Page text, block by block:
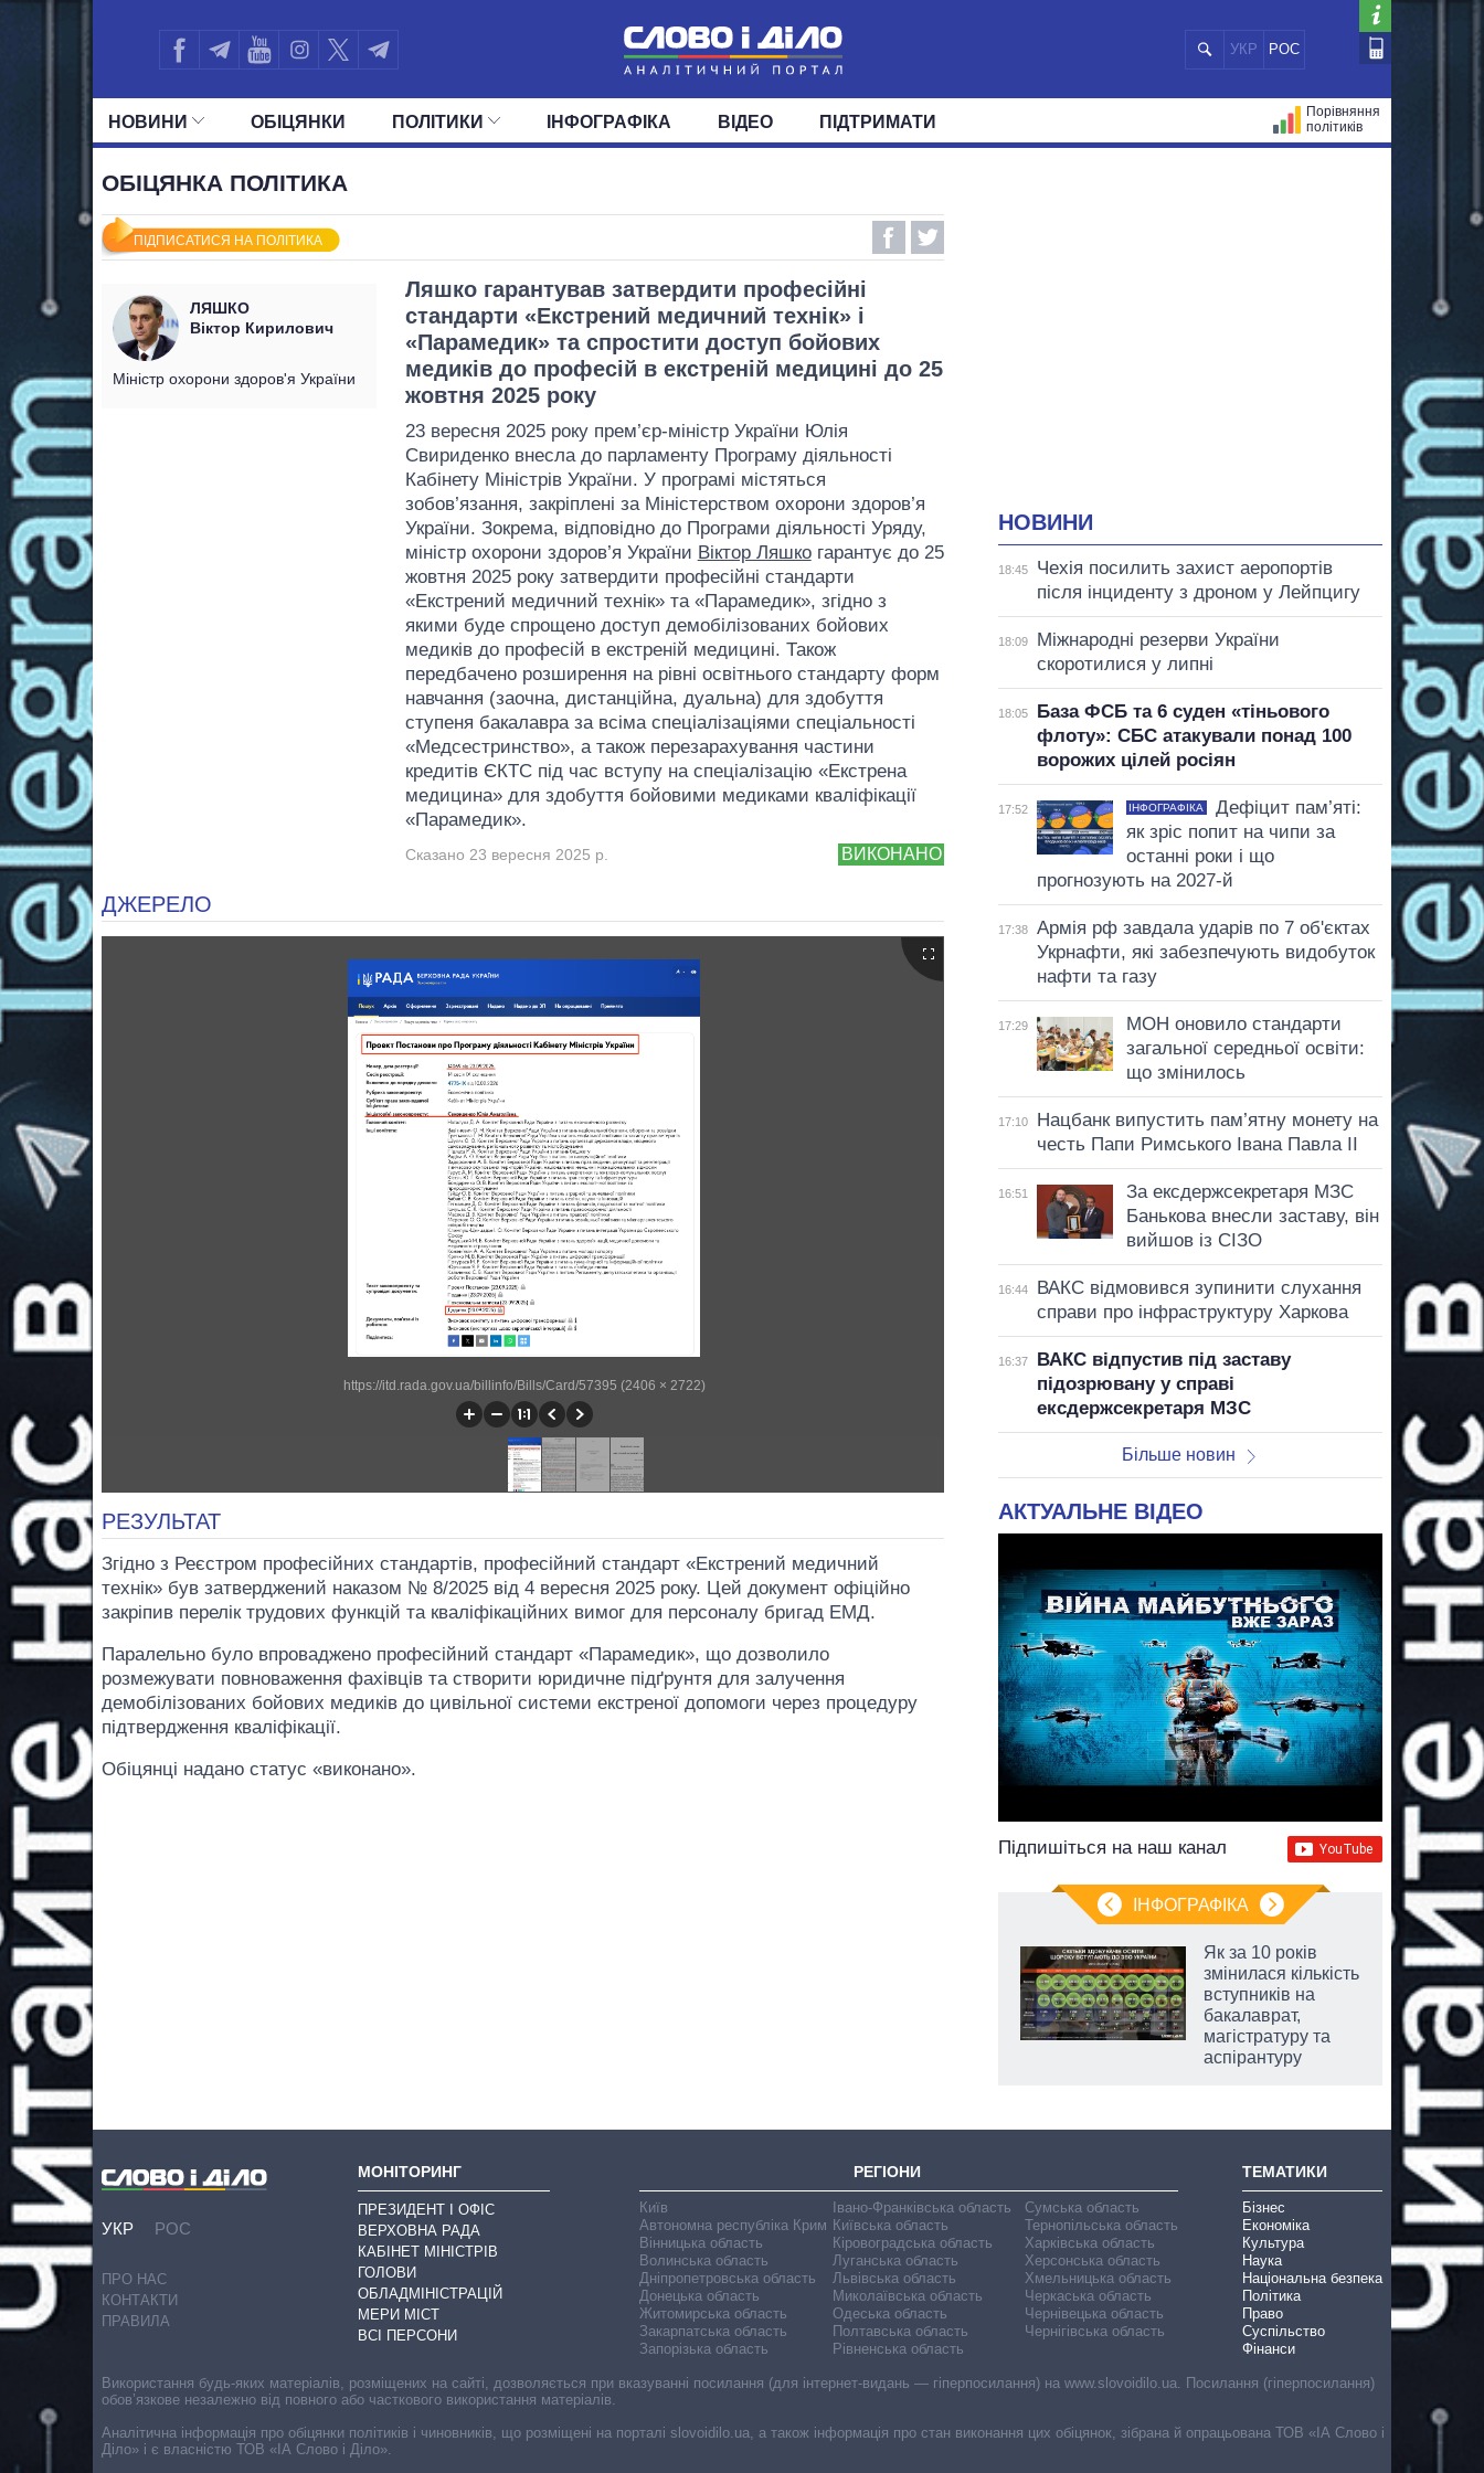
УКР РОС
НОВИНИ
СВІТ
ОБIЦЯНКИ ПОЛIТИКИ
ОКРУГИ
ІНФОГРАФІКА ВІДЕО ПІДТРИМАТИ
Порівняння
політиків
ОБІЦЯНКА ПОЛІТИКА
ПІДПИСАТИСЯ НА ПОЛІТИКА
ЛЯШКО
Віктор Кирилович
Міністр охорони здоров'я України
Ляшко гарантував затвердити професійні
стандарти «Екстрений медичний технік» і
«Парамедик» та спростити доступ бойових
медиків до професій в екстреній медицині до 25
жовтня 2025 року
23 вересня 2025 року прем’єр-міністр України Юлія
Свириденко внесла до парламенту Програму діяльності
Кабінету Міністрів України. У програмі містяться
зобов’язання, закріплені за Міністерством охорони здоров’я
України. Зокрема, відповідно до Програми діяльності Уряду,
міністр охорони здоров’я України Віктор Ляшкогарантує до 25
жовтня 2025 року затвердити професійні стандарти
«Екстрений медичний технік» та «Парамедик», згідно з
якими буде спрощено доступ демобілізованих бойових
медиків до професій в екстреній медицині. Також
передбачено розширення на рівні освітнього стандарту форм
навчання (заочна, дистанційна, дуальна) для здобуття
ступеня бакалавра за всіма спеціалізаціями спеціальності
«Медсестринство», а також перезарахування частини
кредитів ЄКТС під час вступу на спеціалізацію «Екстрена
медицина» для здобуття бойовими медиками кваліфікації
«Парамедик».
ВИКОНАНО
Сказано 23 вересня 2025 р.
ДЖЕРЕЛО
https://itd.rada.gov.ua/billinfo/Bills/Card/57395 (2406 × 2722)
РЕЗУЛЬТАТ
Згідно з Реєстром професійних стандартів, професійний стандарт «Екстрений медичний
технік» був затверджений наказом № 8/2025 від 4 вересня 2025 року. Цей документ офіційно
закріпив перелік трудових функцій та кваліфікаційних вимог для персоналу бригад ЕМД.
Паралельно було впроваджено професійний стандарт «Парамедик», що дозволило
розмежувати повноваження фахівців та створити юридичне підґрунтя для залучення
демобілізованих бойових медиків до цивільної системи екстреної допомоги через процедуру
підтвердження кваліфікації.
Обіцянці надано статус «виконано».
НОВИНИ
18:45
Чехія посилить захист аеропортів
після інциденту з дроном у Лейпцигу
18:09
Міжнародні резерви України
скоротилися у липні
18:05
База ФСБ та 6 суден «тіньового
флоту»: СБС атакували понад 100
ворожих цілей росіян
17:52 ІНФОГРАФІКА
Дефіцит пам’яті:
як зріс попит на чипи за
останні роки і що
прогнозують на 2027-й
17:38
Армія рф завдала ударів по 7 об'єктах
Укрнафти, які забезпечують видобуток
нафти та газу
17:29
МОН оновило стандарти
загальної середньої освіти:
що змінилось
17:10
Нацбанк випустить пам’ятну монету на
честь Папи Римського Івана Павла II
16:51
За ексдержсекретаря МЗС
Банькова внесли заставу, він
вийшов із СІЗО
16:44
ВАКС відмовився зупинити слухання
справи про інфраструктуру Харкова
16:37
ВАКС відпустив під заставу
підозрювану у справі
ексдержсекретаря МЗС
Більше новин
АКТУАЛЬНЕ ВІДЕО
Підпишіться на наш канал
ІНФОГРАФІКА
Як за 10 років
змінилася кількість
вступників на
бакалаврат,
магістратуру та
аспірантуру
УКР РОС
ПРО НАС
КОНТАКТИ
ПРАВИЛА
МОНІТОРИНГ
ПРЕЗИДЕНТ І ОФІС
ВЕРХОВНА РАДА
КАБІНЕТ МІНІСТРІВ
ГОЛОВИ
ОБЛАДМІНІСТРАЦІЙ
МЕРИ МІСТ
ВСІ ПЕРСОНИ
РЕГІОНИ
Київ
Автономна республіка Крим
Вінницька область
Волинська область
Дніпропетровська область
Донецька область
Житомирська область
Закарпатська область
Запорізька область
Івано-Франківська область
Київська область
Кіровоградська область
Луганська область
Львівська область
Миколаївська область
Одеська область
Полтавська область
Рівненська область
Сумська область
Тернопільська область
Харківська область
Херсонська область
Хмельницька область
Черкаська область
Чернівецька область
Чернігівська область
ТЕМАТИКИ
Бізнес
Економіка
Культура
Наука
Національна безпека
Політика
Право
Суспільство
Фінанси
Використання будь-яких матеріалів, розміщених на сайті, дозволяється при вказуванні посилання (для інтернет-видань — гіперпосилання) на www.slovoidilo.ua. Посилання (гіперпосилання)
обов’язкове незалежно від повного або часткового використання матеріалів.
Аналітична інформація про обіцянки політиків і чиновників, що розміщені на порталі slovoidilo.ua, а також інформація про стан виконання цих обіцянок, зібрана й опрацьована ТОВ «ІА Слово і
Діло» і є власністю ТОВ «ІА Слово і Діло».